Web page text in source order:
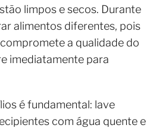
limpos e secos. Durante
alimentos diferentes, pois
a qualidade do
imediatamente para
é fundamental: lave
com água quente e